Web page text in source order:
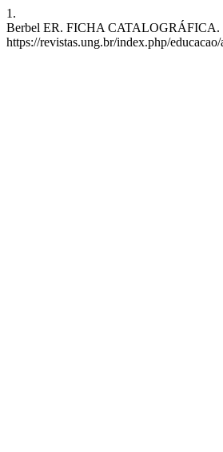
1.
Berbel ER. FICHA CATALOGRÁFICA.
https://revistas.ung.br/index.php/